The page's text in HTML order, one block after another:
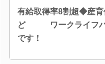
有給取得率8割超◆産育
ど ワークライフバ
です！